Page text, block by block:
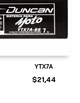
YTX7A
$21,44